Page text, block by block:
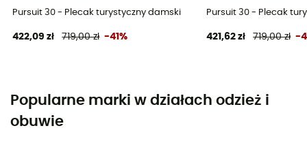
Pursuit 30 - Plecak turystyczny damski
422,09 zł 719,00 zł -41%
Pursuit 30 - Plecak
421,62 zł 719,00 zł -
Popularne marki w działach odzież i
obuwie